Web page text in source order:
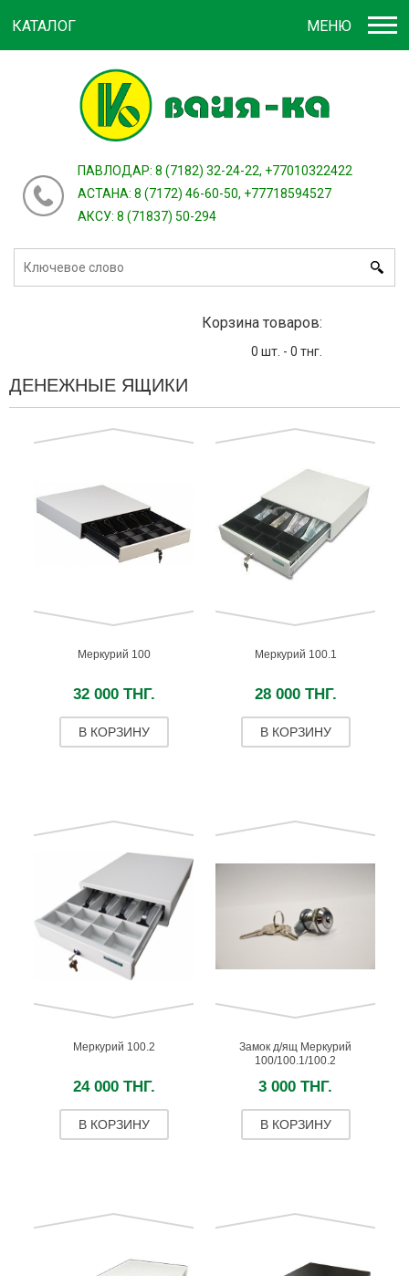
зарегистрироваться
ПАВЛОДАР: 8 (7182) 32-24-22, +77010322422
АСТАНА: 8 (7172) 46-60-50, +77718594527
АКСУ: 8 (71837) 50-294
Корзина товаров:
0 шт. - 0 тнг.
МЕНЮ
КАТАЛОГ
ДЕНЕЖНЫЕ ЯЩИКИ
Меркурий 100
32 000 ТНГ.
В КОРЗИНУ
Меркурий 100.1
28 000 ТНГ.
В КОРЗИНУ
Меркурий 100.2
24 000 ТНГ.
В КОРЗИНУ
Замок д/ящ Меркурий
100/100.1/100.2
3 000 ТНГ.
В КОРЗИНУ